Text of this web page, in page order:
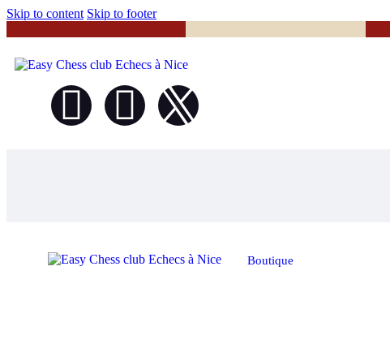
Skip to content Skip to footer
Boutique